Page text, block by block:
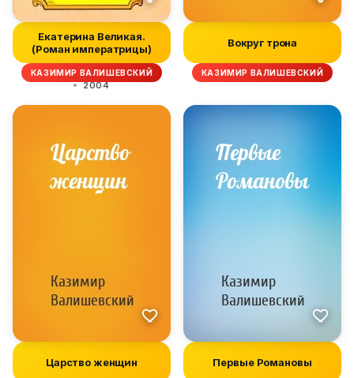
Екатерина Великая.
(Роман императрицы)
КАЗИМИР ВАЛИШЕВСКИЙ
2004
Вокруг трона
КАЗИМИР ВАЛИШЕВСКИЙ
Царство женщин Первые Романовы